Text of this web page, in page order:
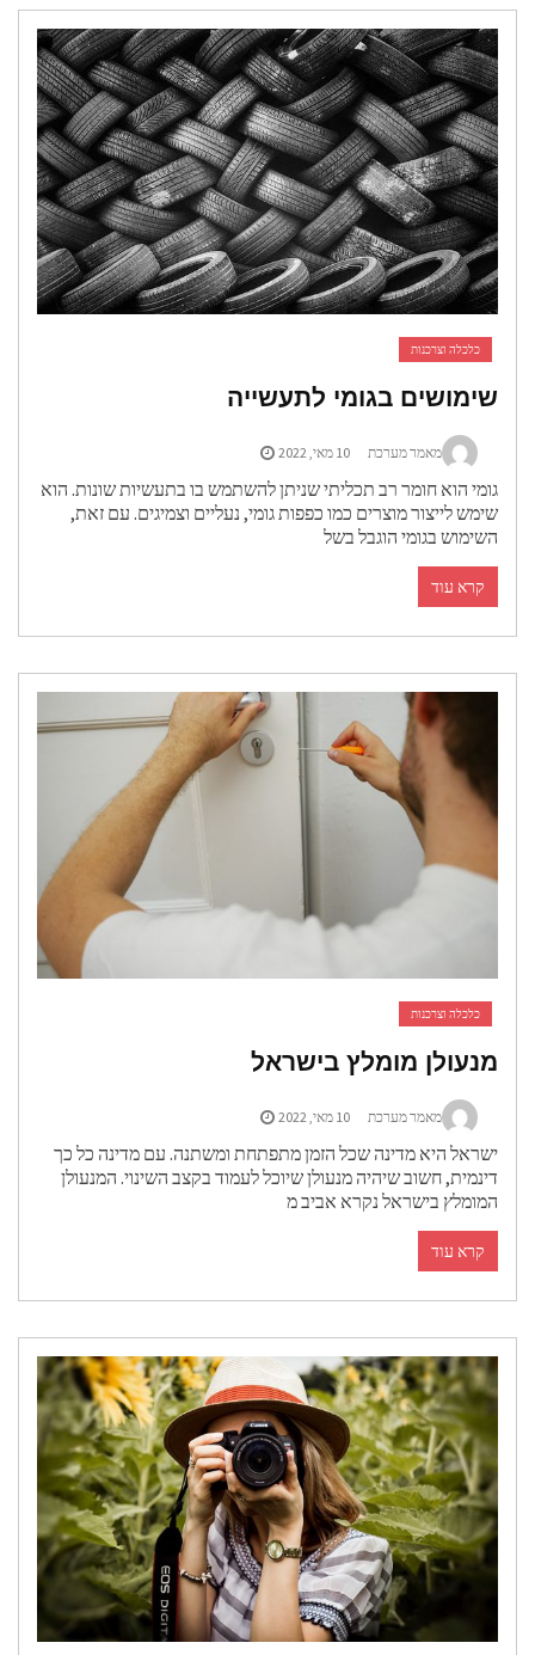
כלכלה וצרכנות
שימושים בגומי לתעשייה
מאמר מערכת 10 מאי, 2022
גומי הוא חומר רב תכליתי שניתן להשתמש בו בתעשיות שונות. הוא
שימש לייצור מוצרים כמו כפפות גומי, נעליים וצמיגים. עם זאת,
השימוש בגומי הוגבל בשל
קרא עוד
כלכלה וצרכנות
מנעולן מומלץ בישראל
מאמר מערכת 10 מאי, 2022
ישראל היא מדינה שכל הזמן מתפתחת ומשתנה. עם מדינה כל כך
דינמית, חשוב שיהיה מנעולן שיוכל לעמוד בקצב השינוי. המנעולן
המומלץ בישראל נקרא אביב מ
קרא עוד